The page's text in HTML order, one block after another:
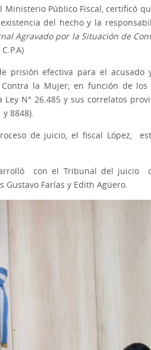
Público Fiscal, certificó
del hecho y la
Agravado por la Situación de
prisión efectiva para el
la Mujer; en función de
N° 26.485 y sus correlatos
8848).
de juicio, el fiscal López,
con el Tribunal del juicio
Farías y Edith Agüero.